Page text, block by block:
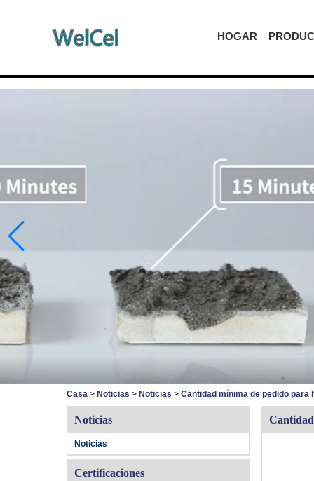
HOGAR
Casa> Noticias > Noticias > Cantidad mínima de pedido
Noticias
Noticias
Certificaciones